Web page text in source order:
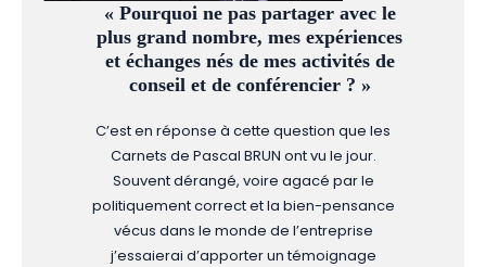
« Pourquoi ne pas partager avec le
plus grand nombre, mes expériences
et échanges nés de mes activités de
conseil et de conférencier ? »
C’est en réponse à cette question que les
Carnets de Pascal BRUN ont vu le jour.
Souvent dérangé, voire agacé par le
politiquement correct et la bien-pensance
vécus dans le monde de l’entreprise
j’essaierai d’apporter un témoignage